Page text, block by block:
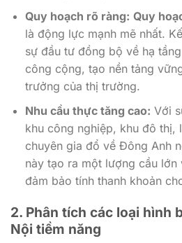
Quy hoạch rõ ràng: Quy
là động lực mạnh mẽ nhất.
sự đầu tư đồng bộ về hạ
công cộng, tạo nền tảng
trưởng của thị trường.
Nhu cầu thực tăng cao: Với
khu công nghiệp, khu đô thị,
chuyên gia đổ về Đông Anh
này tạo ra một lượng cầu lớn
đảm bảo tính thanh khoản
2. Phân tích các loại hình
Nội tiềm năng